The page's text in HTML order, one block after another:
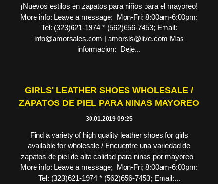
¡Nuevos estilos en zapatos para niños para el mayoreo!
More info: Leave a message; Mon-Fri; 8:00am-6:00pm:
Tel: (323)621-1974 * (562)656-7453; Email:
info@amorsales.com | amorsls@live.com Mas
información: Deje...
GIRLS' LEATHER SHOES WHOLESALE /
ZAPATOS DE PIEL PARA NINAS MAYOREO
30.01.2019 09:25
Find a variety of high quality leather shoes for girls
available for wholesale / Encuentre una variedad de
zapatos de piel de alta calidad para ninas por mayoreo
More info: Leave a message; Mon-Fri; 8:00am-6:00pm:
Tel: (323)621-1974 * (562)656-7453; Email:...